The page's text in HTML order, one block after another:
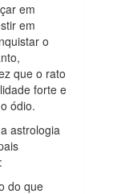
em
em
o
que o rato
forte e
ódio.
astrologia
do que